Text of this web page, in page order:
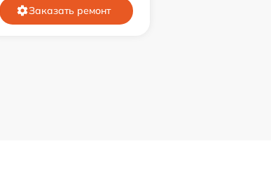
Заказать ремонт